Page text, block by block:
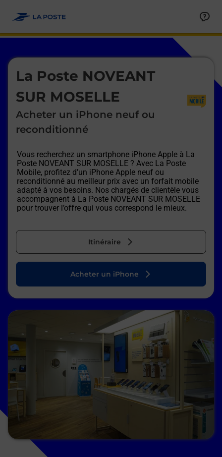
La Poste NOVEANT
SUR MOSELLE
Acheter un iPhone neuf ou
reconditionné
Vous recherchez un smartphone iPhone Apple à La
Poste NOVEANT SUR MOSELLE ? Avec La Poste
Mobile, profitez d’un iPhone Apple neuf ou
reconditionné au meilleur prix avec un forfait mobile
adapté à vos besoins. Nos chargés de clientèle vous
accompagnent à La Poste NOVEANT SUR MOSELLE
pour trouver l’offre qui vous correspond le mieux.
Itinéraire
Le lien s'ouvre dans un nouvel onglet
Acheter un iPhone